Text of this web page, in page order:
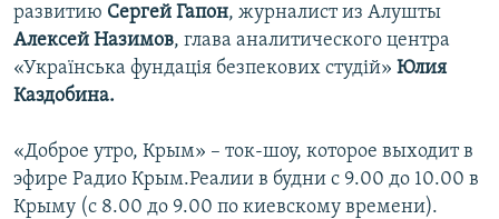
развитию Сергей Гапон, журналист из Алушты
Алексей Назимов, глава аналитического центра
«Українська фундація безпекових студій» Юлия
Каздобина.
«Доброе утро, Крым» – ток-шоу, которое выходит в
эфире Радио Крым.Реалии в будни с 9.00 до 10.00 в
Крыму (с 8.00 до 9.00 по киевскому времени).